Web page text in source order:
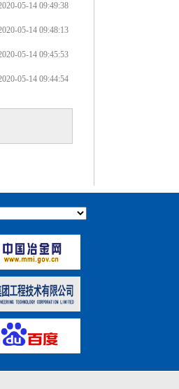
05-14 09:49:38
05-14 09:48:13
05-14 09:45:53
05-14 09:44:54